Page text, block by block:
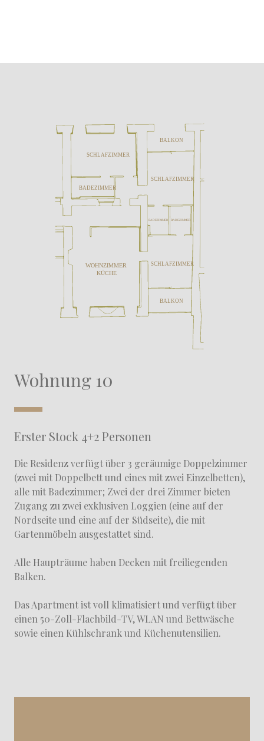
Wohnung 10
Erster Stock 4+2 Personen
Die Residenz verfügt über 3 geräumige Doppelzimmer
(zwei mit Doppelbett und eines mit zwei Einzelbetten),
alle mit Badezimmer; Zwei der drei Zimmer bieten
Zugang zu zwei exklusiven Loggien (eine auf der
Nordseite und eine auf der Südseite), die mit
Gartenmöbeln ausgestattet sind.
Alle Haupträume haben Decken mit freiliegenden
Balken.
Das Apartment ist voll klimatisiert und verfügt über
einen 50-Zoll-Flachbild-TV, WLAN und Bettwäsche
sowie einen Kühlschrank und Küchenutensilien.